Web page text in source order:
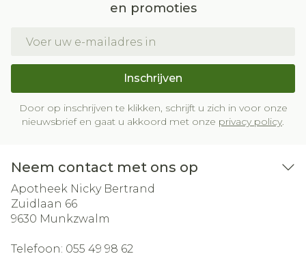
en promoties
Inschrijven
Door op inschrijven te klikken, schrijft u zich in voor onze
nieuwsbrief en gaat u akkoord met onze privacy policy.
Neem contact met ons op
Apotheek Nicky Bertrand
Zuidlaan 66
9630 Munkzwalm
Telefoon: 055 49 98 62